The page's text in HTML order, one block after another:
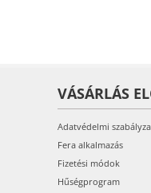
VÁSÁRLÁS
Adatvédelmi
Fera alkalmazás
Fizetési módok
Hűségprogram